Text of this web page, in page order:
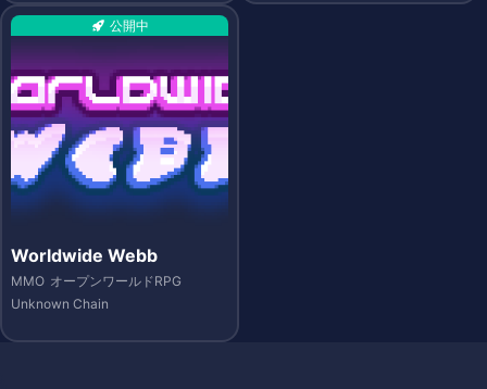
公開中
Worldwide Webb
MMO オープンワールドRPG
Unknown Chain